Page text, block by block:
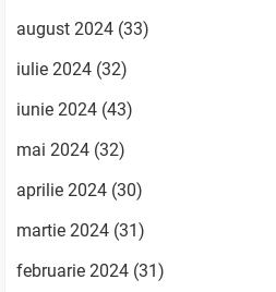
august 2024 (33)
iulie 2024 (32)
iunie 2024 (43)
mai 2024 (32)
aprilie 2024 (30)
martie 2024 (31)
februarie 2024 (31)